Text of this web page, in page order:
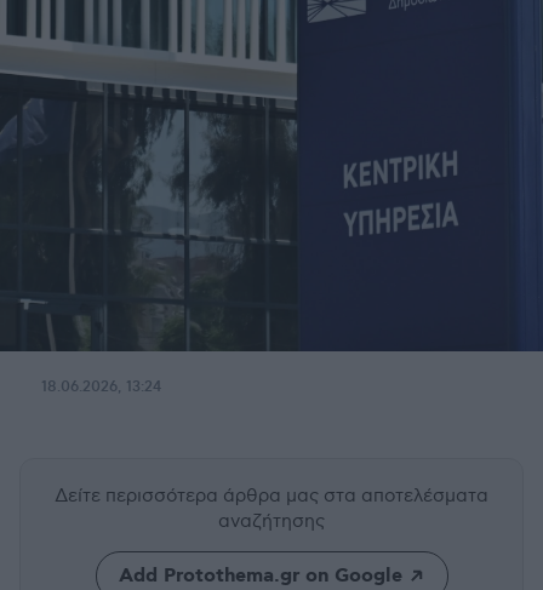
18.06.2026, 13:24
Δείτε περισσότερα άρθρα μας στα αποτελέσματα
αναζήτησης
Add Protothema.gr on Google